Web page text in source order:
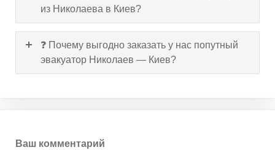
из Николаева в Киев?
❓ Почему выгодно заказать у нас попутный
эвакуатор Николаев — Киев?
Ваш комментарий